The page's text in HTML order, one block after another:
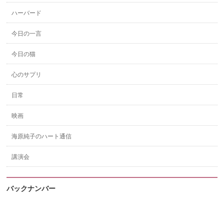
ハーバード
今日の一言
今日の猫
心のサプリ
日常
映画
海原純子のハート通信
講演会
バックナンバー